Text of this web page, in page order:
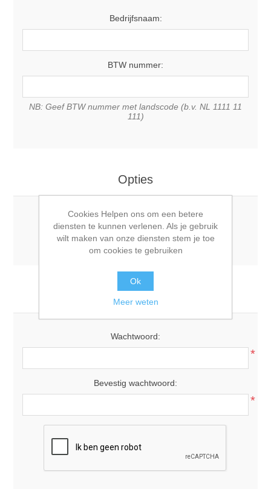
Bedrijfsnaam:
BTW nummer:
NB: Geef BTW nummer met landscode (b.v. NL 1111 11
111)
Opties
Nieuwsbrief:
Uw wachtwoord
Wachtwoord:
*
Bevestig wachtwoord:
*
Cookies Helpen ons om een betere
diensten te kunnen verlenen. Als je gebruik
wilt maken van onze diensten stem je toe
om cookies te gebruiken
Ok
Meer weten